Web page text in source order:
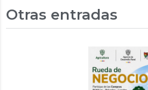
Otras entradas